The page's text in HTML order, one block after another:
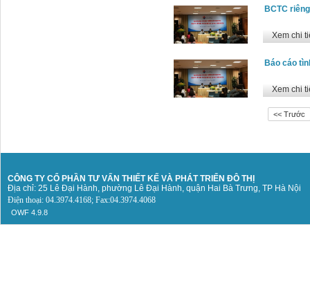
BCTC
Xem chi
Báo cáo
Xem chi
<< Trước
CÔNG TY CỔ PHẦN TƯ VẤN THIẾT KẾ VÀ PHÁT TRIỂN ĐÔ THỊ
Địa chỉ: 25 Lê Đại Hành, phường Lê Đại Hành, quận Hai Bà Trưng, TP Hà Nội
Điện thoại: 04.3974.4168; Fax:04.3974.4068
OWF 4.9.8